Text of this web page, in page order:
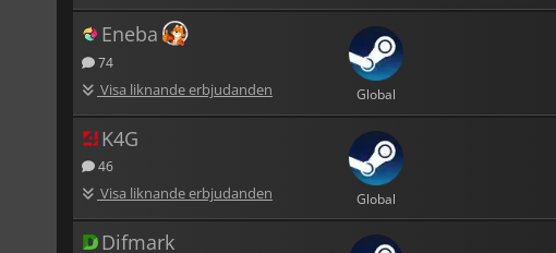
Eneba
74
Visa liknande erbjudanden Global
K4G
46
Visa liknande erbjudanden Global
Difmark